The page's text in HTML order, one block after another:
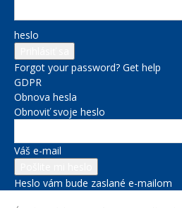
heslo
Forgot your password? Get help
GDPR
Obnova hesla
Obnoviť svoje heslo
Váš e-mail
Heslo vám bude zaslané e-mailom